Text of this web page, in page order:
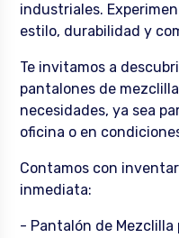
industriales.
estilo, durabilidad y
Te invitamos a
pantalones de
necesidades, ya sea
oficina o en
Contamos con
inmediata:
- Pantalón de Mezclilla